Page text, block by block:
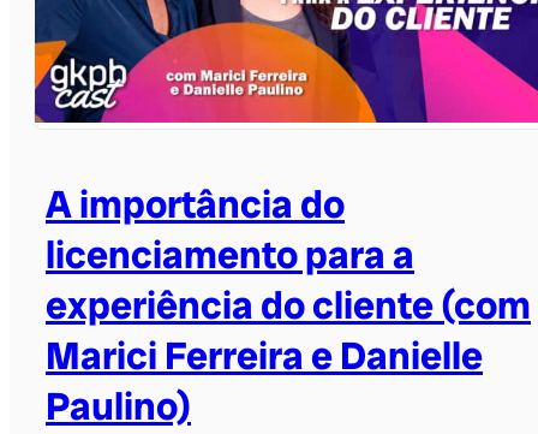
A importância do
licenciamento para a
experiência do cliente (com
Marici Ferreira e Danielle
Paulino)